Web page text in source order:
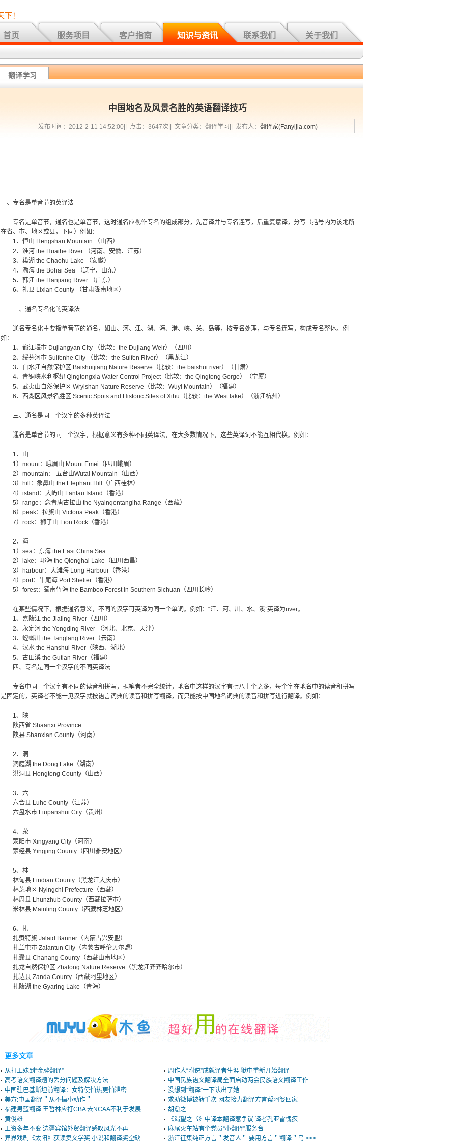
下！
首页 服务项目 客户指南 知识与资讯 联系我们 关于我们
翻译学习
中国地名及风景名胜的英语翻译技巧
发布时间：2012-2-11 14:52:00|| 点击：3647次|| 文章分类：翻译学习|| 发布人： 翻译家(Fanyijia.com)
一、专名是单音节的英译法
专名是单音节，通名也是单音节，这时通名应视作专名的组成部分，先音译并与专名连写，后重复意译，分写（括号内为该地所
在省、市、地区或县，下同）例如：
1、恒山 Hengshan Mountain （山西）
2、淮河 the Huaihe River （河南、安徽、江苏）
3、巢湖 the Chaohu Lake （安徽）
4、渤海 the Bohai Sea （辽宁、山东）
5、韩江 the Hanjiang River （广东）
6、礼县 Lixian County （甘肃陇南地区）
二、通名专名化的英译法
通名专名化主要指单音节的通名，如山、河、江、湖、海、港、峡、关、岛等，按专名处理，与专名连写，构成专名整体。例
如：
1、都江堰市 Dujiangyan City （比较：the Dujiang Weir）（四川）
2、绥芬河市 Suifenhe City （比较：the Suifen River）（黑龙江）
3、白水江自然保护区 Baishuijiang Nature Reserve（比较：the baishui river）（甘肃）
4、青铜峡水利枢纽 Qingtongxia Water Control Project（比较：the Qingtong Gorge）（宁厦）
5、武夷山自然保护区 Wryishan Nature Reserve（比较：Wuyi Mountain）（福建）
6、西湖区风景名胜区 Scenic Spots and Historic Sites of Xihu（比较：the West lake）（浙江杭州）
三、通名是同一个汉字的多种英译法
通名是单音节的同一个汉字，根据意义有多种不同英译法，在大多数情况下，这些英译词不能互相代换。例如：
1、山
1）mount：峨眉山 Mount Emei（四川峨眉）
2）mountain： 五台山Wutai Mountain（山西）
3）hill：象鼻山 the Elephant Hill（广西桂林）
4）island：大屿山 Lantau Island（香港）
5）range：念青唐古拉山 the Nyainqentanglha Range（西藏）
6）peak：拉旗山 Victoria Peak（香港）
7）rock：狮子山 Lion Rock（香港）
2、海
1）sea：东海 the East China Sea
2）lake：邛海 the Qionghai Lake（四川西昌）
3）harbour：大滩海 Long Harbour（香港）
4）port：牛尾海 Port Shelter（香港）
5）forest：蜀南竹海 the Bamboo Forest in Southern Sichuan（四川长岭）
在某些情况下，根据通名意义，不同的汉字可英译为同一个单词。例如：“江、河、川、水、溪”英译为river。
1、嘉陵江 the Jialing River（四川）
2、永定河 the Yongding River （河北、北京、天津）
3、螳螂川 the Tanglang River（云南）
4、汉水 the Hanshui River（陕西、湖北）
5、古田溪 the Gutian River（福建）
四、专名是同一个汉字的不同英译法
专名中同一个汉字有不同的读音和拼写，据笔者不完全统计，地名中这样的汉字有七八十个之多，每个字在地名中的读音和拼写
是固定的，英译者不能一见汉字就按语言词典的读音和拼写翻译，而只能按中国地名词典的读音和拼写进行翻译。例如：
1、陕
陕西省 Shaanxi Province
陕县 Shanxian County（河南）
2、洞
洞庭湖 the Dong Lake（湖南）
洪洞县 Hongtong County（山西）
3、六
六合县 Luhe County（江苏）
六盘水市 Liupanshui City（贵州）
4、荥
荥阳市 Xingyang City（河南）
荥经县 Yingjing County（四川雅安地区）
5、林
林甸县 Lindian County（黑龙江大庆市）
林芝地区 Nyingchi Prefecture（西藏）
林周县 Lhunzhub County（西藏拉萨市）
米林县 Mainling County（西藏林芝地区）
6、扎
扎赉特旗 Jalaid Banner（内蒙古兴安盟）
扎兰屯市 Zalantun City（内蒙古呼伦贝尔盟）
扎囊县 Chanang County（西藏山南地区）
扎龙自然保护区 Zhalong Nature Reserve（黑龙江齐齐哈尔市）
扎达县 Zanda County（西藏阿里地区）
扎陵湖 the Gyaring Lake（青海）
更多文章
从打工妹到“金牌翻译”
周作人“附逆”成就译者生涯 狱中重新开始翻译
高考语文翻译题的丢分问题及解决方法
中国民族语文翻译局全面启动两会民族语文翻译工作
中国驻巴基斯坦前翻译：女特使怕热更怕泄密
没想到“翻译”一下认出了她
美方:中国翻译＂从不搞小动作＂
求助微博被转千次 网友接力翻译方言帮阿婆回家
福建男篮翻译:王哲林应打CBA 去NCAA不利于发展
胡愈之
黄俊雄
《渴望之书》中译本翻译惹争议 译者孔亚雷愧疚
工资多年不变 边疆宾馆外贸翻译感叹风光不再
麻尾火车站有个党员“小翻译”服务台
异界戏剧《太阳》获读卖文学奖 小说和翻译奖空缺
浙江征集纯正方言＂发音人＂ 要用方言＂翻译＂乌 >>>